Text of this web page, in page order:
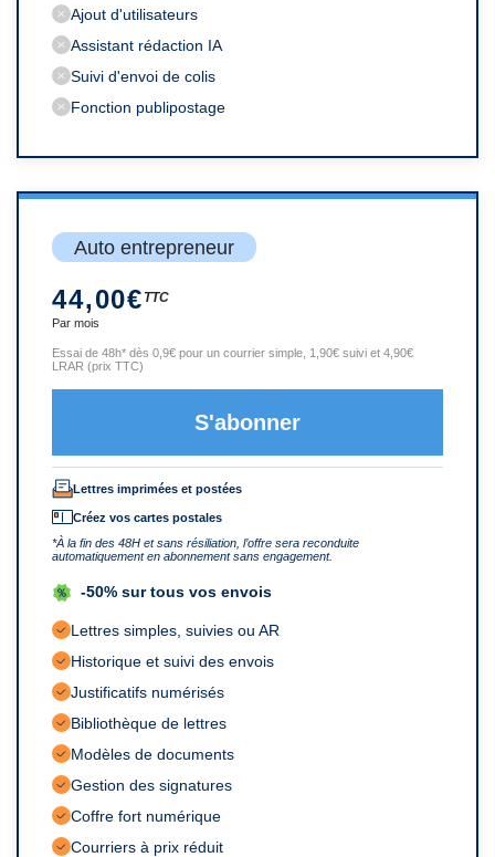
Ajout d'utilisateurs
Assistant rédaction IA
Suivi d'envoi de colis
Fonction publipostage
Auto entrepreneur
44,00€ TTC
Par mois
Essai de 48h* dès 0,9€ pour un courrier simple, 1,90€ suivi et 4,90€
LRAR (prix TTC)
S'abonner
Lettres imprimées et postées
Créez vos cartes postales
*À la fin des 48H et sans résiliation, l’offre sera reconduite
automatiquement en abonnement sans engagement.
-50% sur tous vos envois
Historique et suivi des envois
Justificatifs numérisés
Modèles de documents
Gestion des signatures
Coffre fort numérique
Courriers à prix réduit